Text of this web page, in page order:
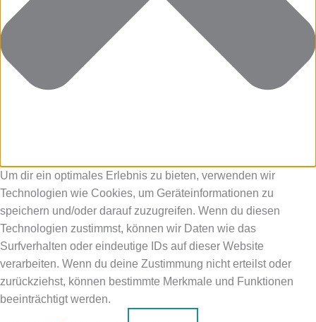
Um dir ein optimales Erlebnis zu bieten, verwenden wir
Technologien wie Cookies, um Geräteinformationen zu
speichern und/oder darauf zuzugreifen. Wenn du diesen
Technologien zustimmst, können wir Daten wie das
Surfverhalten oder eindeutige IDs auf dieser Website
verarbeiten. Wenn du deine Zustimmung nicht erteilst oder
zurückziehst, können bestimmte Merkmale und Funktionen
beeinträchtigt werden.